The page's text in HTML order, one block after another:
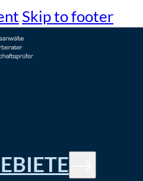
Skip to footer